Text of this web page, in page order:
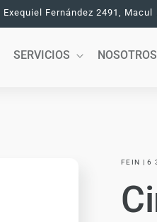
Fernández 2491, Macul
SERVICIOS NOSOTROS
FEIN | 6